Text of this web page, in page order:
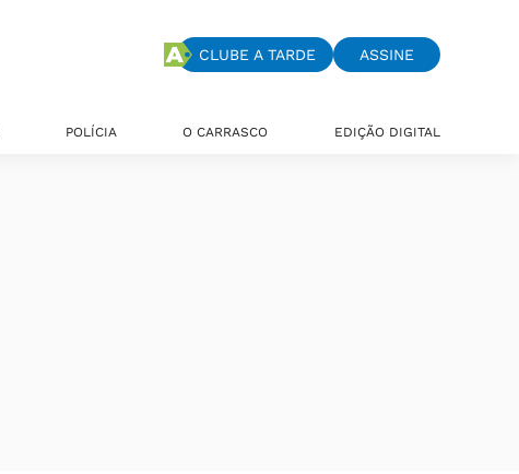
CLUBE A TARDE ASSINE
POLÍCIA O CARRASCO EDIÇÃO DIGITAL